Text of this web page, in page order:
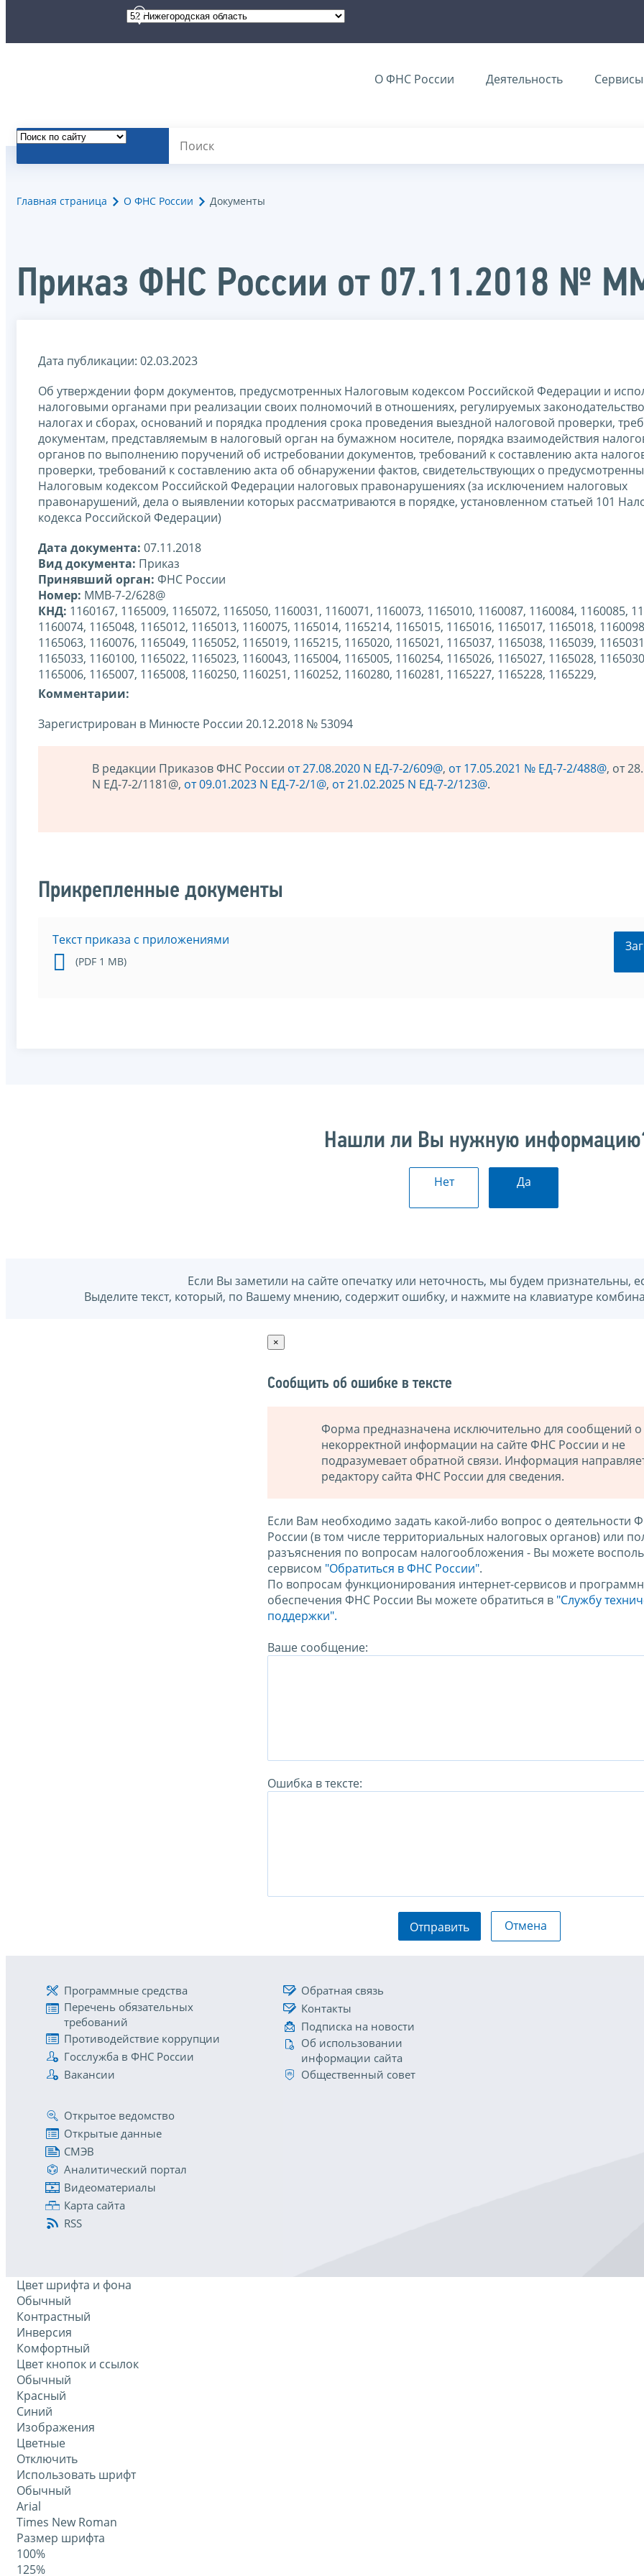
О ФНС России Деятельность Сервисы
Главная страница О ФНС России Документы
Приказ ФНС России от 07.11.2018 №
Дата публикации: 02.03.2023
Об утверждении форм документов, предусмотренных Налоговым кодексом Российской Федерации и
налоговыми органами при реализации своих полномочий в отношениях, регулируемых
налогах и сборах, оснований и порядка продления срока проведения выездной налоговой проверки,
документам, представляемым в налоговый орган на бумажном носителе, порядка взаимодействия
органов по выполнению поручений об истребовании документов, требований к составлению акта
проверки, требований к составлению акта об обнаружении фактов, свидетельствующих о
Налоговым кодексом Российской Федерации налоговых правонарушениях (за исключением налоговых
правонарушений, дела о выявлении которых рассматриваются в порядке, установленном статьей 101
кодекса Российской Федерации)
Дата документа: 07.11.2018
Вид документа: Приказ
Принявший орган: ФНС России
Номер: ММВ-7-2/628@
КНД: 1160167, 1165009, 1165072, 1165050, 1160031, 1160071, 1160073, 1165010, 1160087, 1160084, 1160085,
1160074, 1165048, 1165012, 1165013, 1160075, 1165014, 1165214, 1165015, 1165016, 1165017, 1165018,
1165063, 1160076, 1165049, 1165052, 1165019, 1165215, 1165020, 1165021, 1165037, 1165038, 1165039,
1165033, 1160100, 1165022, 1165023, 1160043, 1165004, 1165005, 1160254, 1165026, 1165027, 1165028,
1165006, 1165007, 1165008, 1160250, 1160251, 1160252, 1160280, 1160281, 1165227, 1165228, 1165229,
Комментарии:
Зарегистрирован в Минюсте России 20.12.2018 № 53094
В редакции Приказов ФНС России от 27.08.2020 N ЕД-7-2/609@, от 17.05.2021 № ЕД-7-2/488@, от
N ЕД-7-2/1181@, от 09.01.2023 N ЕД-7-2/1@, от 21.02.2025 N ЕД-7-2/123@.
Прикрепленные документы
Текст приказа с приложениями
(PDF 1 MB)
Нашли ли Вы нужную
Нет Да
Если Вы заметили на сайте опечатку или неточность, мы будем признательны,
Выделите текст, который, по Вашему мнению, содержит ошибку, и нажмите на клавиатуре
×
Сообщить об ошибке в тексте
Форма предназначена исключительно для сообщений о
некорректной информации на сайте ФНС России и не
подразумевает обратной связи. Информация
редактору сайта ФНС России для сведения.
Если Вам необходимо задать какой-либо вопрос о деятельности
России (в том числе территориальных налоговых органов) или
разъяснения по вопросам налогообложения - Вы можете
сервисом "Обратиться в ФНС России".
По вопросам функционирования интернет-сервисов и
обеспечения ФНС России Вы можете обратиться в "Службу
поддержки".
Ваше сообщение:
Ошибка в тексте:
Отправить Отмена
Программные средства
Перечень обязательных
требований
Противодействие коррупции
Госслужба в ФНС России
Вакансии
Обратная связь
Контакты
Подписка на новости
Об использовании
информации сайта
Общественный совет
Открытое ведомство
Открытые данные
СМЭВ
Аналитический портал
Видеоматериалы
Карта сайта
RSS
Цвет шрифта и фона
Обычный
Контрастный
Инверсия
Комфортный
Цвет кнопок и ссылок
Обычный
Красный
Синий
Изображения
Цветные
Отключить
Использовать шрифт
Обычный
Arial
Times New Roman
Размер шрифта
100%
125%